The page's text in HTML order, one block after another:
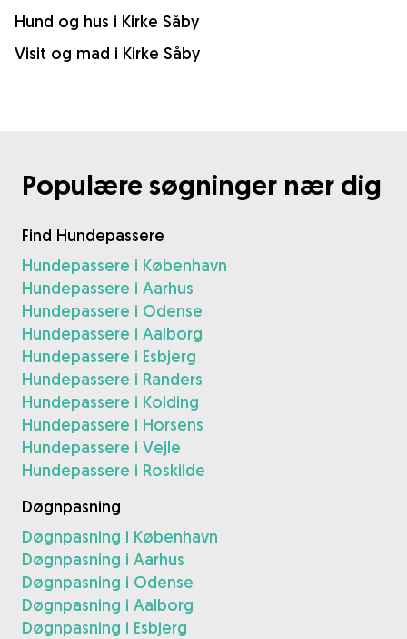
Hund og hus i Kirke Såby
Visit og mad i Kirke Såby
Populære søgninger nær dig
Find Hundepassere
Hundepassere i København
Hundepassere i Aarhus
Hundepassere i Odense
Hundepassere i Aalborg
Hundepassere i Esbjerg
Hundepassere i Randers
Hundepassere i Kolding
Hundepassere i Horsens
Hundepassere i Vejle
Hundepassere i Roskilde
Døgnpasning
Døgnpasning i København
Døgnpasning i Aarhus
Døgnpasning i Odense
Døgnpasning i Aalborg
Døgnpasning i Esbjerg